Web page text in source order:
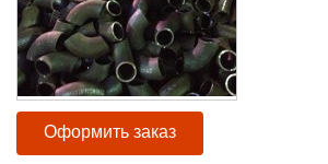
Оформить заказ